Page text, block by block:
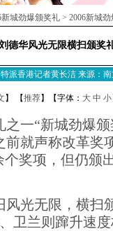
新城劲爆颁奖礼 > 2006新城
德华风光无限横扫颁奖
派香港记者黄长洁 来源：
】 【推荐】【字体： 大 中 小
一“新城劲爆颁
就声称改革奖
奖项，但仍颁
光无限，横扫
卫兰则蹿升速